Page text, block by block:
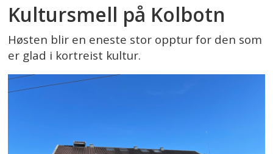
Kultursmell på Kolbotn
Høsten blir en eneste stor opptur for den som
er glad i kortreist kultur.